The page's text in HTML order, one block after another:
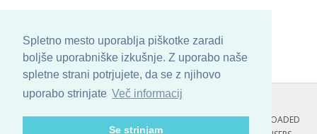
Spletno mesto uporablja piškotke zaradi
boljše uporabniške izkušnje. Z uporabo naše
spletne strani potrjujete, da se z njihovo
uporabo strinjate Več informacij
Se strinjam
COPYRIGHT © 2013 - 2026 BYSKINBASE. ALL ARTWORK ARE UPLOADED